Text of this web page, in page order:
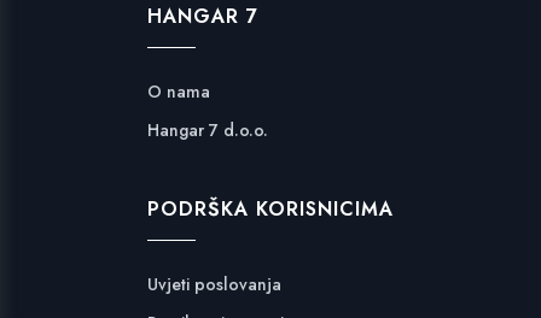
HANGAR 7
O nama
Hangar 7 d.o.o.
PODRŠKA KORISNICIMA
Uvjeti poslovanja